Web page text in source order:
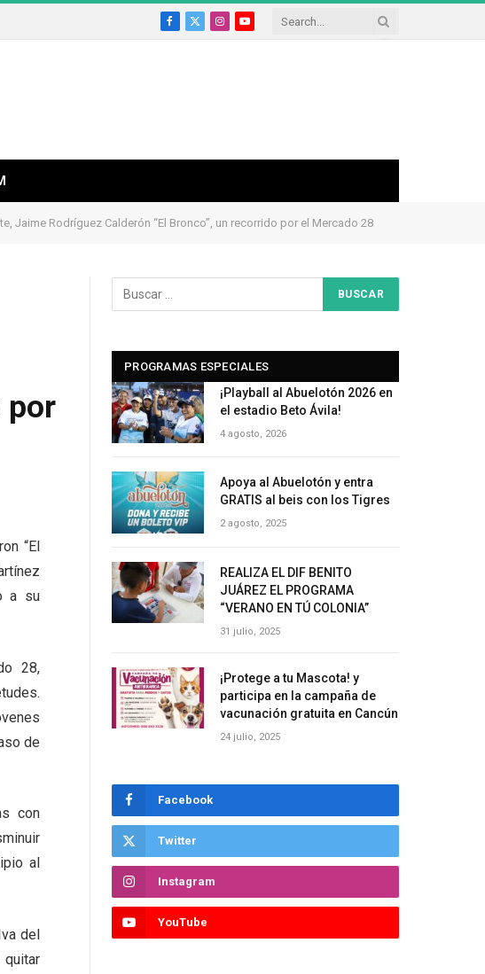
Facebook
X
InstagramYouTube
Jaime Rodríguez Calderón “El Bronco”, un recorrido por el Mercado 28
por
“El
a su
28,
de
con
al
del
PROGRAMAS ESPECIALES
¡Playball al Abuelotón 2026 en
el estadio Beto Ávila!
4 agosto, 2026
Apoya al Abuelotón y entra
GRATIS al beis con los Tigres
2 agosto, 2025
REALIZA EL DIF BENITO
JUÁREZ EL PROGRAMA
“VERANO EN TÚ COLONIA”
31 julio, 2025
¡Protege a tu Mascota! y
participa en la campaña de
vacunación gratuita en Cancún
24 julio, 2025
Facebook
Twitter
Instagram
YouTube